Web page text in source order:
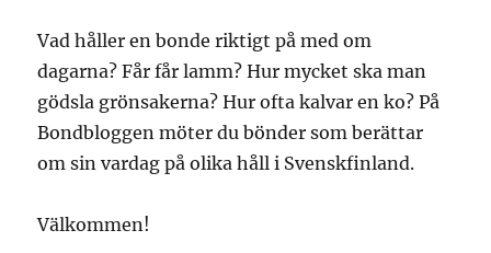
Vad håller en bonde riktigt på med om
dagarna? Får får lamm? Hur mycket ska man
gödsla grönsakerna? Hur ofta kalvar en ko? På
Bondbloggen möter du bönder som berättar
om sin vardag på olika håll i Svenskfinland.
Välkommen!